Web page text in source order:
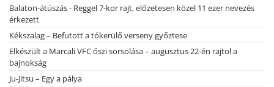
Balaton-átúszás - Reggel 7-kor rajt, előzetesen közel 11 ezer nevezés
érkezett
Kékszalag – Befutott a tókerülő verseny győztese
Elkészült a Marcali VFC őszi sorsolása – augusztus 22-én rajtol a
bajnokság
Ju-Jitsu – Egy a pálya